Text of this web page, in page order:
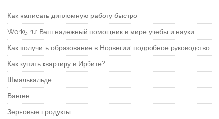
Как написать дипломную работу быстро
Work5.ru: Ваш надежный помощник в мире учебы и науки
Как получить образование в Норвегии: подробное руководство
Как купить квартиру в Ирбите?
Шмалькальде
Ванген
Зерновые продукты